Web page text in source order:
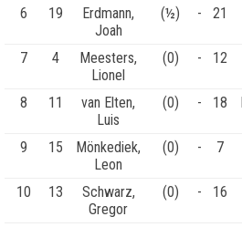
6 19
Erdmann,
Joah
(½) - 21
7 4
Meesters,
Lionel
(0) - 12
8 11
van Elten,
Luis
(0) - 18
9 15
Mönkediek,
Leon
(0) - 7
10 13
Schwarz,
Gregor
(0) - 16